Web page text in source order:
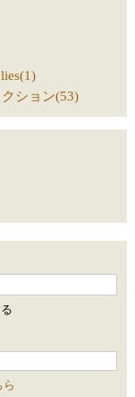
ション(53)
ら